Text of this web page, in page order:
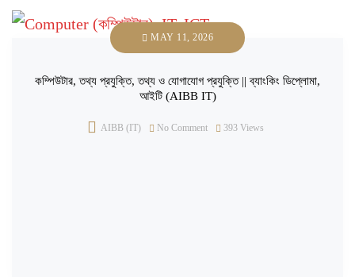
MAY 11, 2026
কম্পিউটার, তথ্য প্রযুক্তি, তথ্য ও যোগাযোগ প্রযুক্তি || ব্যাংকিং ডিপ্লোমা,
আইটি (AIBB IT)
AIBB (IT) No Comment 393 Views